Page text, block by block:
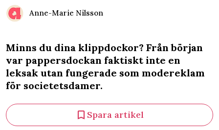
Anne-Marie Nilsson
Minns du dina klippdockor? Från början
var pappersdockan faktiskt inte en
leksak utan fungerade som modereklam
för societetsdamer.
Spara artikel